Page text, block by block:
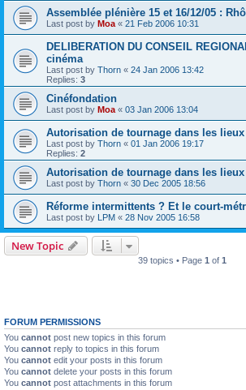
Assemblée plénière 15 et 16/12/05 :
Last post by Moa « 21 Feb 2006 10:31
DELIBERATION DU CONSEIL
cinéma
Last post by Thorn « 24 Jan 2006 13:42
Replies: 3
Cinéfondation
Last post by Moa « 03 Jan 2006 13:04
Autorisation de tournage dans les
Last post by Thorn « 01 Jan 2006 19:17
Replies: 2
Autorisation de tournage dans les
Last post by Thorn « 30 Dec 2005 18:56
Réforme intermittents ? Et le court-
Last post by LPM « 28 Nov 2005 16:58
New Topic
39 topics • Page 1 of 1
FORUM PERMISSIONS
You cannot post new topics in this forum
You cannot reply to topics in this forum
You cannot edit your posts in this forum
You cannot delete your posts in this forum
You cannot post attachments in this forum